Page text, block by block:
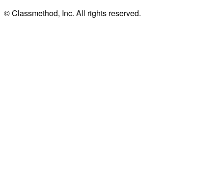
© Classmethod, Inc. All rights reserved.